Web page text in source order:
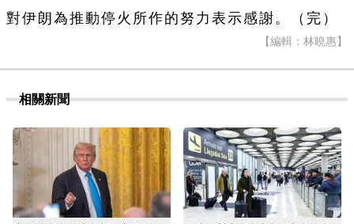
對伊朗為推動停火所作的努力表示感謝。（完）
【編輯：林曉惠】
相關新聞